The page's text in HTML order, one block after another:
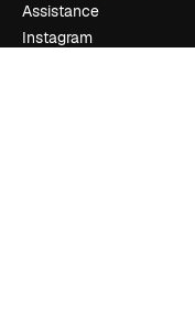
Assistance
Instagram